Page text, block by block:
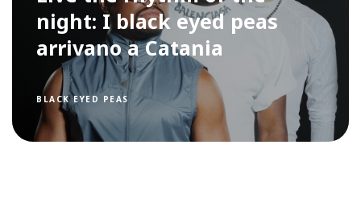
night: I black eyed peas
arrivano a Catania
BLACK EYED PEAS